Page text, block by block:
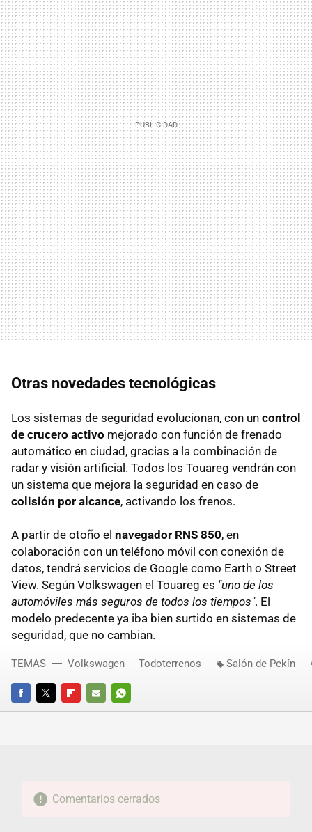
Otras novedades tecnológicas
Los sistemas de seguridad evolucionan, con un control
de crucero activo mejorado con función de frenado
automático en ciudad, gracias a la combinación de
radar y visión artificial. Todos los Touareg vendrán con
un sistema que mejora la seguridad en caso de
colisión por alcance, activando los frenos.
A partir de otoño el navegador RNS 850, en
colaboración con un teléfono móvil con conexión de
datos, tendrá servicios de Google como Earth o Street
View. Según Volkswagen el Touareg es "uno de los
automóviles más seguros de todos los tiempos". El
modelo predecente ya iba bien surtido en sistemas de
seguridad, que no cambian.
FACEBOOKTWITTERFLIPBOARD
E-
WHATSAPP
TEMAS Volkswagen Todoterrenos Salón de Pekín
Comentarios cerrados